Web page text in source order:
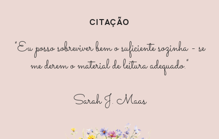
CITAÇÃO
"Eu posso sobreviver bem o suficiente sozinha - se
me derem o material de leitura adequado."
Sarah J. Maas